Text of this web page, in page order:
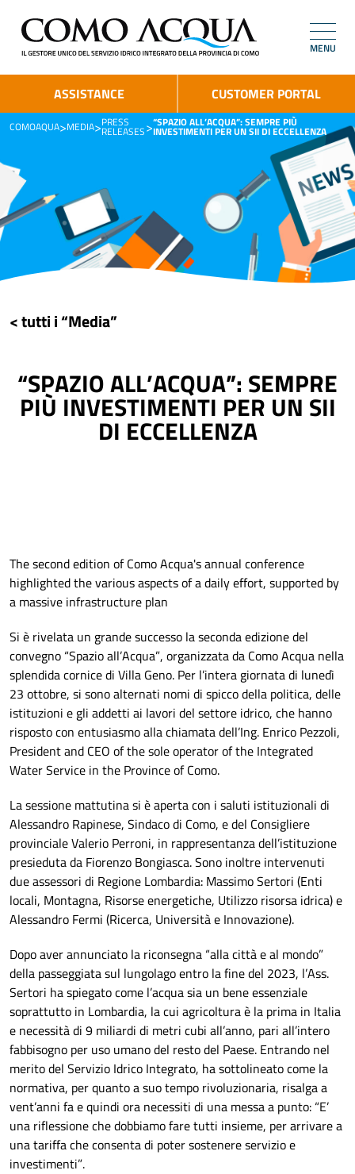
MENU
ASSISTANCE CUSTOMER PORTAL
COMOAQUA>MEDIA>PRESS
RELEASES>“SPAZIO ALL’ACQUA”: SEMPRE PIÙ
INVESTIMENTI PER UN SII DI ECCELLENZA
< tutti i “Media”
“SPAZIO ALL’ACQUA”: SEMPRE
PIÙ INVESTIMENTI PER UN SII
DI ECCELLENZA
The second edition of Como Acqua's annual conference
highlighted the various aspects of a daily effort, supported by
a massive infrastructure plan
Si è rivelata un grande successo la seconda edizione del
convegno “Spazio all’Acqua”, organizzata da Como Acqua nella
splendida cornice di Villa Geno. Per l’intera giornata di lunedì
23 ottobre, si sono alternati nomi di spicco della politica, delle
istituzioni e gli addetti ai lavori del settore idrico, che hanno
risposto con entusiasmo alla chiamata dell’Ing. Enrico Pezzoli,
President and CEO of the sole operator of the Integrated
Water Service in the Province of Como.
La sessione mattutina si è aperta con i saluti istituzionali di
Alessandro Rapinese, Sindaco di Como, e del Consigliere
provinciale Valerio Perroni, in rappresentanza dell’istituzione
presieduta da Fiorenzo Bongiasca. Sono inoltre intervenuti
due assessori di Regione Lombardia: Massimo Sertori (Enti
locali, Montagna, Risorse energetiche, Utilizzo risorsa idrica) e
Alessandro Fermi (Ricerca, Università e Innovazione).
Dopo aver annunciato la riconsegna “alla città e al mondo”
della passeggiata sul lungolago entro la fine del 2023, l’Ass.
Sertori ha spiegato come l’acqua sia un bene essenziale
soprattutto in Lombardia, la cui agricoltura è la prima in Italia
e necessità di 9 miliardi di metri cubi all’anno, pari all’intero
fabbisogno per uso umano del resto del Paese. Entrando nel
merito del Servizio Idrico Integrato, ha sottolineato come la
normativa, per quanto a suo tempo rivoluzionaria, risalga a
vent’anni fa e quindi ora necessiti di una messa a punto: “E’
una riflessione che dobbiamo fare tutti insieme, per arrivare a
una tariffa che consenta di poter sostenere servizio e
investimenti”.